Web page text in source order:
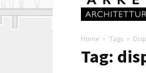
Home Tags
Tag: